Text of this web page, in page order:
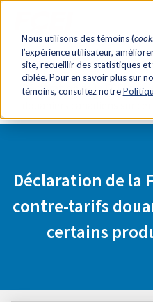
Nous utilisons des témoins (
l’expérience utilisateur,
site, recueillir des statistiques
ciblée. Pour en savoir plus sur
témoins, consultez notre
Accueil
Salle de presse
Déclaration de la FCEI sur
douaniers canadiens sur
Déclaration de la
contre-tarifs
certains